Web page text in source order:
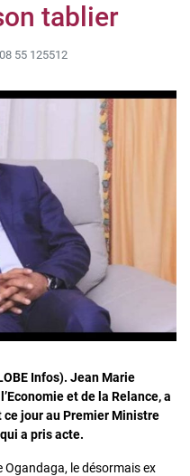
tablier
55 125512
Infos). Jean Marie
et de la Relance, a
jour au Premier Ministre
a pris acte.
le désormais ex